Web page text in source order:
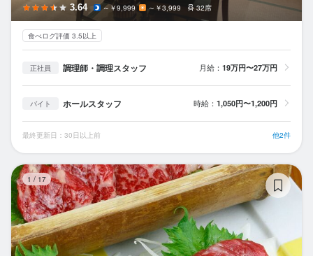
3.64 ～￥9,999 ～￥3,999 32席
食べログ評価 3.5以上
正社員 調理師・調理スタッフ 月給： 19万円〜27万円
バイト ホールスタッフ 時給： 1,050円〜1,200円
最終更新日：30日以上前 他2件
1 / 17